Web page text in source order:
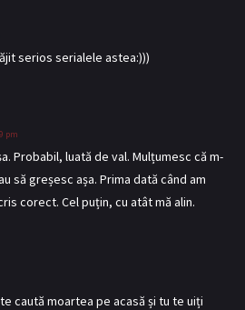
serios serialele astea:)))
pm
Probabil, luată de val. Mulțumesc că m-
să greșesc așa. Prima dată când am
corect. Cel puțin, cu atât mă alin.
caută moartea pe acasă și tu te uiți